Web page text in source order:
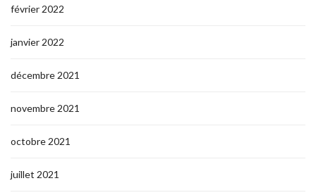
février 2022
janvier 2022
décembre 2021
novembre 2021
octobre 2021
juillet 2021